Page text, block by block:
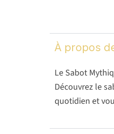
À propos
Le Sabot
Découvrez le
quotidien et